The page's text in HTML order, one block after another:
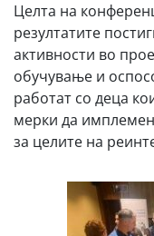
Целта на
резултатите
активности во
обучување и
работат со деца
мерки да
за целите на